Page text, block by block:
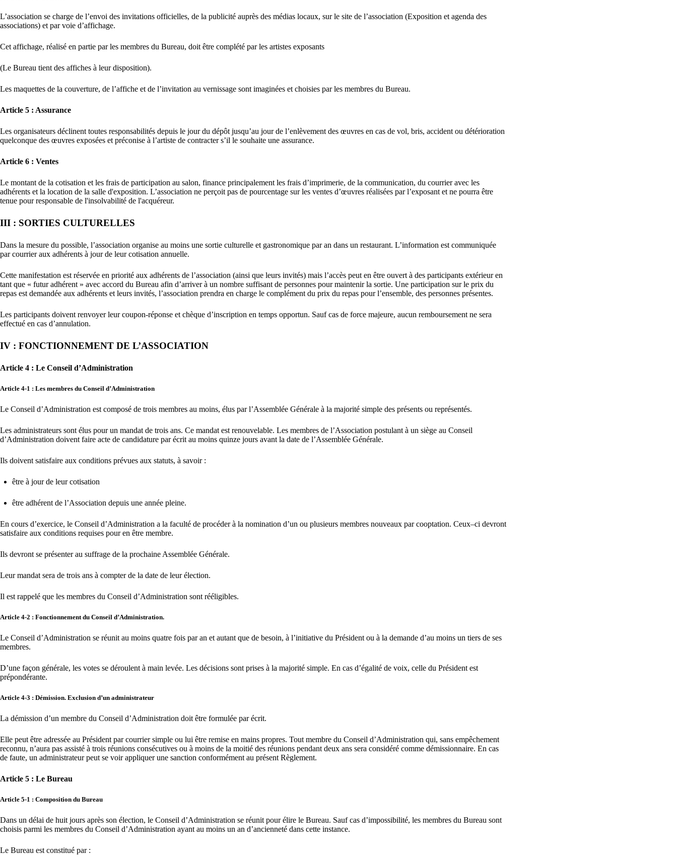
L’association se charge de l’envoi des invitations officielles, de la publicité auprès des médias locaux, sur le site de l’association (Exposition et agenda des
associations) et par voie d’affichage.
Cet affichage, réalisé en partie par les membres du Bureau, doit être complété par les artistes exposants
(Le Bureau tient des affiches à leur disposition).
Les maquettes de la couverture, de l’affiche et de l’invitation au vernissage sont imaginées et choisies par les membres du Bureau.
Article 5 : Assurance
Les organisateurs déclinent toutes responsabilités depuis le jour du dépôt jusqu’au jour de l’enlèvement des œuvres en cas de vol, bris, accident ou détérioration
quelconque des œuvres exposées et préconise à l’artiste de contracter s’il le souhaite une assurance.
Article 6 : Ventes
Le montant de la cotisation et les frais de participation au salon, finance principalement les frais d’imprimerie, de la communication, du courrier avec les
adhérents et la location de la salle d'exposition. L’association ne perçoit pas de pourcentage sur les ventes d’œuvres réalisées par l’exposant et ne pourra être
tenue pour responsable de l'insolvabilité de l'acquéreur.
III : SORTIES CULTURELLES
Dans la mesure du possible, l’association organise au moins une sortie culturelle et gastronomique par an dans un restaurant. L’information est communiquée
par courrier aux adhérents à jour de leur cotisation annuelle.
Cette manifestation est réservée en priorité aux adhérents de l’association (ainsi que leurs invités) mais l’accès peut en être ouvert à des participants extérieur en
tant que « futur adhérent » avec accord du Bureau afin d’arriver à un nombre suffisant de personnes pour maintenir la sortie. Une participation sur le prix du
repas est demandée aux adhérents et leurs invités, l’association prendra en charge le complément du prix du repas pour l’ensemble, des personnes présentes.
Les participants doivent renvoyer leur coupon-réponse et chèque d’inscription en temps opportun. Sauf cas de force majeure, aucun remboursement ne sera
effectué en cas d’annulation.
IV : FONCTIONNEMENT DE L’ASSOCIATION
Article 4 : Le Conseil d’Administration
Article 4-1 : Les membres du Conseil d’Administration
Le Conseil d’Administration est composé de trois membres au moins, élus par l’Assemblée Générale à la majorité simple des présents ou représentés.
Les administrateurs sont élus pour un mandat de trois ans. Ce mandat est renouvelable. Les membres de l’Association postulant à un siège au Conseil
d’Administration doivent faire acte de candidature par écrit au moins quinze jours avant la date de l’Assemblée Générale.
Ils doivent satisfaire aux conditions prévues aux statuts, à savoir :
être à jour de leur cotisation
être adhérent de l’Association depuis une année pleine.
En cours d’exercice, le Conseil d’Administration a la faculté de procéder à la nomination d’un ou plusieurs membres nouveaux par cooptation. Ceux–ci devront
satisfaire aux conditions requises pour en être membre.
Ils devront se présenter au suffrage de la prochaine Assemblée Générale.
Leur mandat sera de trois ans à compter de la date de leur élection.
Il est rappelé que les membres du Conseil d’Administration sont rééligibles.
Article 4-2 : Fonctionnement du Conseil d’Administration.
Le Conseil d’Administration se réunit au moins quatre fois par an et autant que de besoin, à l’initiative du Président ou à la demande d’au moins un tiers de ses
membres.
D’une façon générale, les votes se déroulent à main levée. Les décisions sont prises à la majorité simple. En cas d’égalité de voix, celle du Président est
prépondérante.
Article 4-3 : Démission. Exclusion d’un administrateur
La démission d’un membre du Conseil d’Administration doit être formulée par écrit.
Elle peut être adressée au Président par courrier simple ou lui être remise en mains propres. Tout membre du Conseil d’Administration qui, sans empêchement
reconnu, n’aura pas assisté à trois réunions consécutives ou à moins de la moitié des réunions pendant deux ans sera considéré comme démissionnaire. En cas
de faute, un administrateur peut se voir appliquer une sanction conformément au présent Règlement.
Article 5 : Le Bureau
Article 5-1 : Composition du Bureau
Dans un délai de huit jours après son élection, le Conseil d’Administration se réunit pour élire le Bureau. Sauf cas d’impossibilité, les membres du Bureau sont
choisis parmi les membres du Conseil d’Administration ayant au moins un an d’ancienneté dans cette instance.
Le Bureau est constitué par :